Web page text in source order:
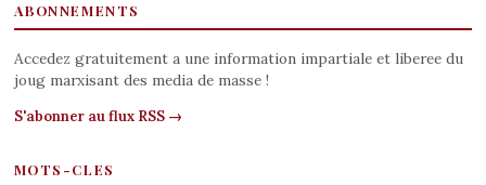
ABONNEMENTS
Accedez gratuitement a une information impartiale et liberee du
joug marxisant des media de masse !
S'abonner au flux RSS →
MOTS-CLES